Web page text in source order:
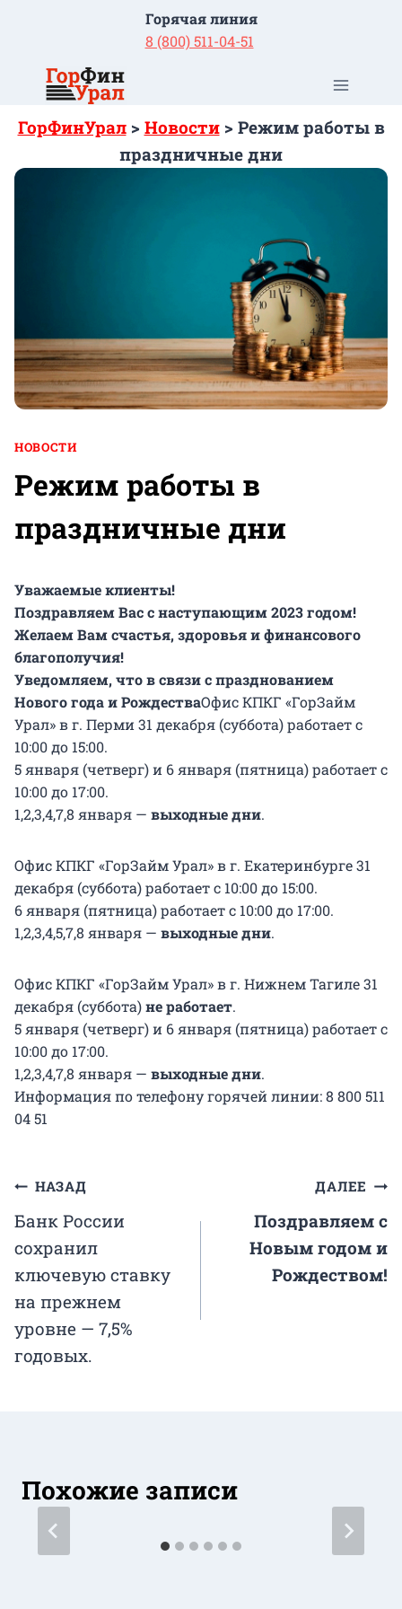
содержимому
Горячая линия
8 (800) 511-04-51
ГорФинУрал> Новости> Режим работы в
праздничные дни
НОВОСТИ
Режим работы в
праздничные дни
Уважаемые клиенты!
Поздравляем Вас с наступающим 2023 годом!
Желаем Вам счастья, здоровья и финансового
благополучия!
Уведомляем, что в связи с празднованием
Нового года и РождестваОфис КПКГ «ГорЗайм
Урал» в г. Перми 31 декабря (суббота) работает с
10:00 до 15:00.
5 января (четверг) и 6 января (пятница) работает с
10:00 до 17:00.
1,2,3,4,7,8 января — выходные дни.
Офис КПКГ «ГорЗайм Урал» в г. Екатеринбурге 31
декабря (суббота) работает с 10:00 до 15:00.
6 января (пятница) работает с 10:00 до 17:00.
1,2,3,4,5,7,8 января — выходные дни.
Офис КПКГ «ГорЗайм Урал» в г. Нижнем Тагиле 31
декабря (суббота)не работает.
5 января (четверг) и 6 января (пятница) работает с
10:00 до 17:00.
1,2,3,4,7,8 января — выходные дни.
Информация по телефону горячей линии: 8 800 511
04 51
Навигация
по
записям
НАЗАД
Банк России
сохранил
ключевую ставку
на прежнем
уровне — 7,5%
годовых.
ДАЛЕЕ
Поздравляем с
Новым годом и
Рождеством!
Похожие записи